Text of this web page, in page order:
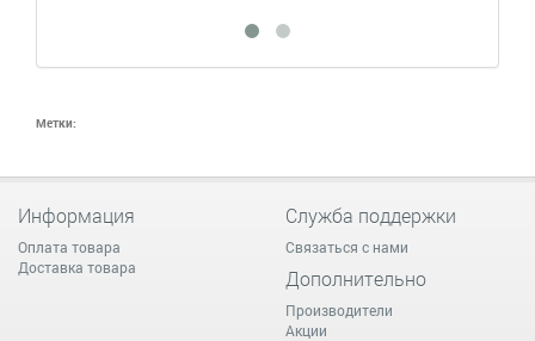
Метки:
Информация
Оплата товара
Доставка товара
Служба поддержки
Связаться с нами
Дополнительно
Производители
Акции